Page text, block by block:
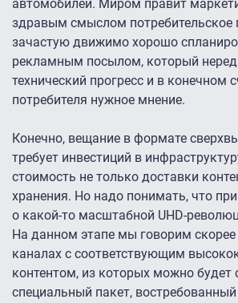
автомобилей. Миром правит
здравым смыслом потребительское
зачастую движимо хорошо
рекламным посылом, который
технический прогресс и в конечном
потребителя нужное мнение.
Конечно, вещание в формате
требует инвестиций в
стоимость не только доставки
хранения. Но надо понимать, что
о какой-то масштабной UHD-
На данном этапе мы говорим
каналах с соответствующим
контентом, из которых можно будет
специальный пакет, востребованный